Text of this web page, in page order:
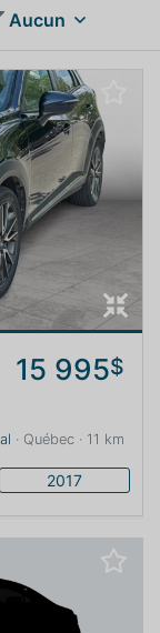
Aucun
15 995$
· Québec · 11 km
2017